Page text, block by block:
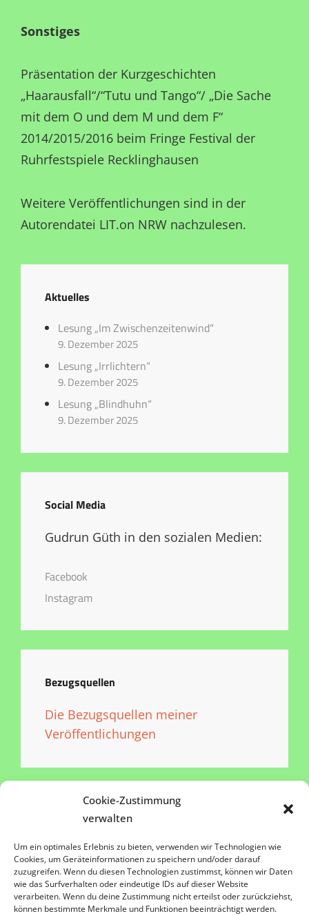
Cookie-Zustimmung
verwalten
Um ein optimales Erlebnis zu bieten, verwenden wir Technologien wie
Cookies, um Geräteinformationen zu speichern und/oder darauf
zuzugreifen. Wenn du diesen Technologien zustimmst, können wir Daten
wie das Surfverhalten oder eindeutige IDs auf dieser Website
verarbeiten. Wenn du deine Zustimmung nicht erteilst oder zurückziehst,
können bestimmte Merkmale und Funktionen beeinträchtigt werden.
Sonstiges
Präsentation der Kurzgeschichten
„Haarausfall“/“Tutu und Tango“/ „Die Sache
mit dem O und dem M und dem F“
2014/2015/2016 beim Fringe Festival der
Ruhrfestspiele Recklinghausen
Weitere Veröffentlichungen sind in der
Autorendatei LIT.on NRW nachzulesen.
Aktuelles
Lesung „Im Zwischenzeitenwind“
9. Dezember 2025
Lesung „Irrlichtern“
9. Dezember 2025
Lesung „Blindhuhn“
9. Dezember 2025
Social Media
Gudrun Güth in den sozialen Medien:
Facebook
Instagram
Bezugsquellen
Die Bezugsquellen meiner
Veröffentlichungen
Impressum
Datenschutz
Kontakt